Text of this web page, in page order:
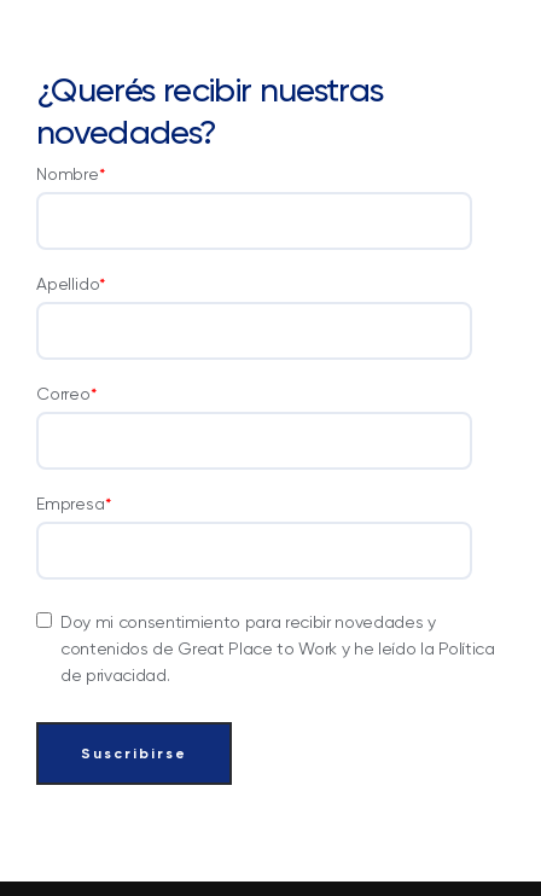
¿Querés recibir nuestras
novedades?
Nombre*
Apellido*
Correo*
Empresa*
Doy mi consentimiento para recibir novedades y
contenidos de Great Place to Work y he leído la Política
de privacidad.